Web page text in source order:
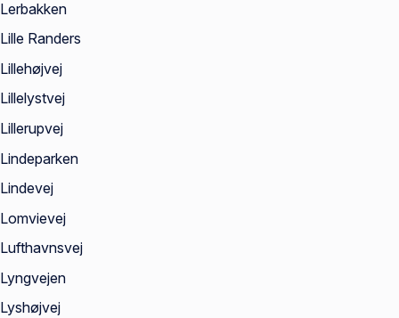
Lerbakken
Lille Randers
Lillehøjvej
Lillelystvej
Lillerupvej
Lindeparken
Lindevej
Lomvievej
Lufthavnsvej
Lyngvejen
Lyshøjvej